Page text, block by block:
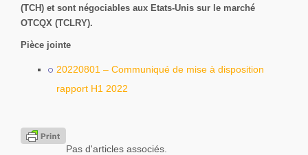
(TCH) et sont négociables aux Etats-Unis sur le marché
OTCQX (TCLRY).
Pièce jointe
20220801 – Communiqué de mise à disposition
rapport H1 2022
Pas d'articles associés.